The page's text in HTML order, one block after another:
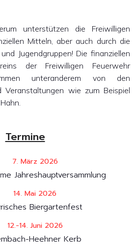
unterstützen die Freiwilligen
Mitteln, aber auch durch die
Jugendgruppen! Die finanziellen
der Freiwilligen Feuerwehr
unteranderem von den
Veranstaltungen wie zum Beispiel
Termine
7. März 2026
Jahreshauptversammlung
14. Mai 2026
Biergartenfest
12.-14. Juni 2026
Heehner Kerb